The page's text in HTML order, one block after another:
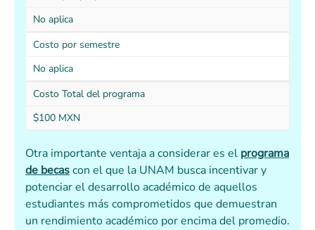
No aplica
Costo por semestre
No aplica
Costo Total del programa
$100 MXN
Otra importante ventaja a considerar es el programa
de becascon el que la UNAM busca incentivar y
potenciar el desarrollo académico de aquellos
estudiantes más comprometidos que demuestran
un rendimiento académico por encima del promedio.